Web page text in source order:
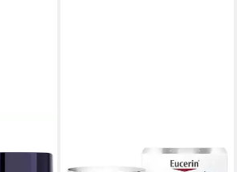
HYALURON-FILLER + 3x